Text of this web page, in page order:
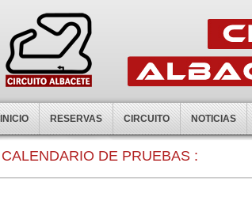
INICIO RESERVAS CIRCUITO NOTICIAS
CALENDARIO DE PRUEBAS :
0:00